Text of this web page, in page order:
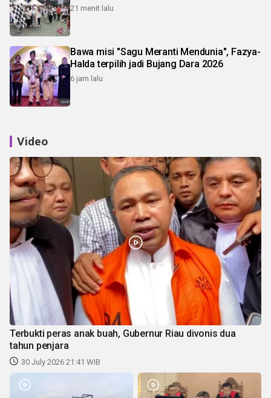
21 menit lalu
Bawa misi "Sagu Meranti Mendunia", Fazya-
Halda terpilih jadi Bujang Dara 2026
6 jam lalu
Video
Terbukti peras anak buah, Gubernur Riau divonis dua
tahun penjara
30 July 2026 21:41 WIB